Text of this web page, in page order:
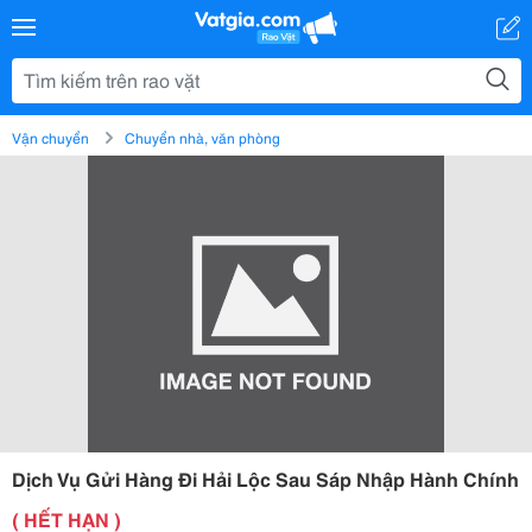
Vận chuyển Chuyển nhà, văn phòng
Dịch Vụ Gửi Hàng Đi Hải Lộc Sau Sáp Nhập Hành Chính
( HẾT HẠN )